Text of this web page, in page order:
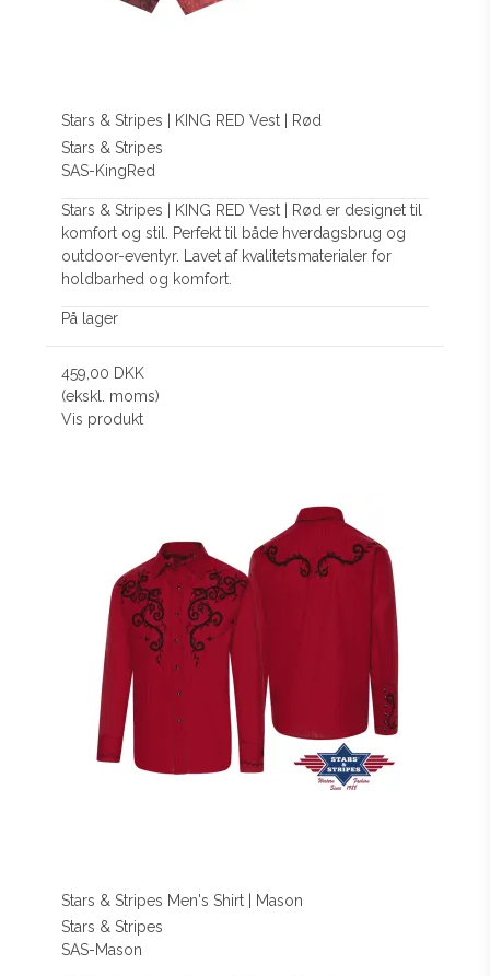
Stars & Stripes | KING RED Vest | Rød
Stars & Stripes
SAS-KingRed
Stars & Stripes | KING RED Vest | Rød er designet til
komfort og stil. Perfekt til både hverdagsbrug og
outdoor-eventyr. Lavet af kvalitetsmaterialer for
holdbarhed og komfort.
På lager
459,00 DKK
(ekskl. moms)
Vis produkt
Stars & Stripes Men's Shirt | Mason
Stars & Stripes
SAS-Mason